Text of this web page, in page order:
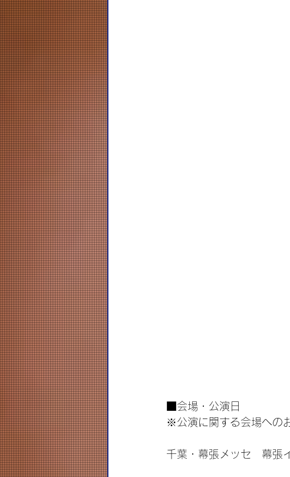
■会場・公演日
※公演に関する会場への
千葉・幕張メッセ　幕張